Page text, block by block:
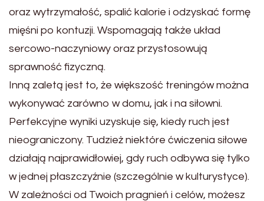
oraz wytrzymałość, spalić kalorie i odzyskać formę
mięśni po kontuzji. Wspomagają także układ
sercowo-naczyniowy oraz przystosowują
sprawność fizyczną.
Inną zaletą jest to, że większość treningów można
wykonywać zarówno w domu, jak i na siłowni.
Perfekcyjne wyniki uzyskuje się, kiedy ruch jest
nieograniczony. Tudzież niektóre ćwiczenia siłowe
działają najprawidłowiej, gdy ruch odbywa się tylko
w jednej płaszczyźnie (szczególnie w kulturystyce).
W zależności od Twoich pragnień i celów, możesz